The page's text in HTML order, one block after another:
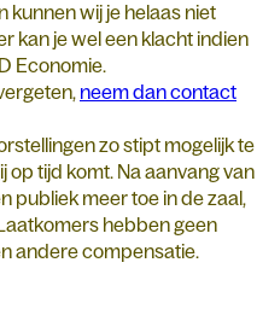
kunnen wij je helaas niet
kan je wel een klacht indien
Economie.
neem dan contact
zo stipt mogelijk te
op tijd komt. Na aanvang van
publiek meer toe in de zaal,
hebben geen
andere compensatie.